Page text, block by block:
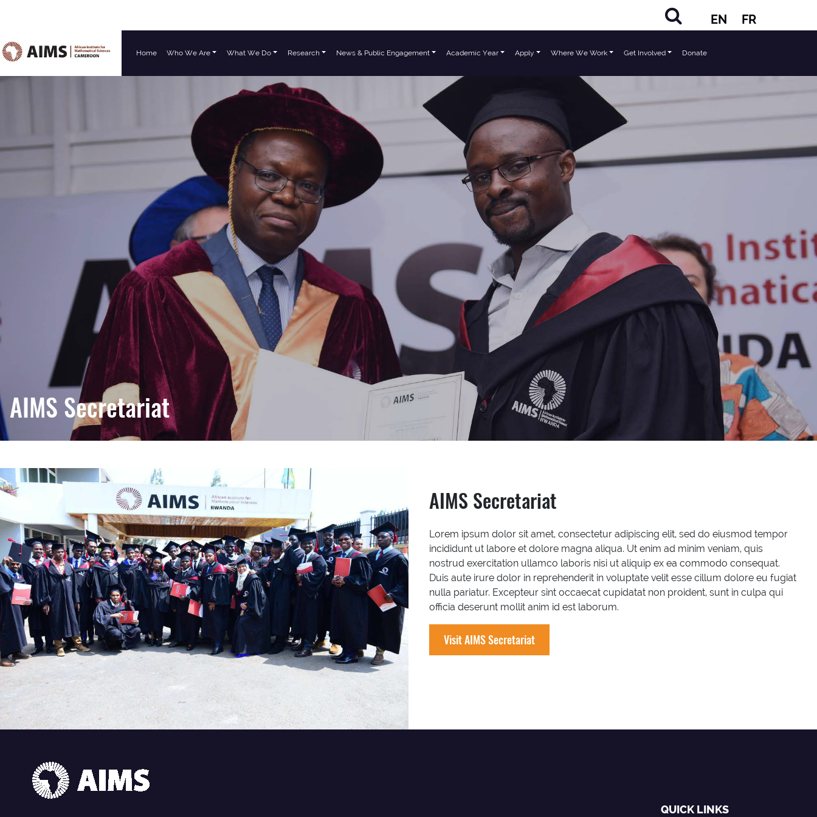
EN FR
Main Navigation Home Who We Are What We Do Research News & Public Engagement Academic Year Apply Where We Work Get Involved Donate
AIMS Secretariat
AIMS Secretariat
Lorem ipsum dolor sit amet, consectetur adipiscing elit, sed do eiusmod tempor
incididunt ut labore et dolore magna aliqua. Ut enim ad minim veniam, quis
nostrud exercitation ullamco laboris nisi ut aliquip ex ea commodo consequat.
Duis aute irure dolor in reprehenderit in voluptate velit esse cillum dolore eu fugiat
nulla pariatur. Excepteur sint occaecat cupidatat non proident, sunt in culpa qui
officia deserunt mollit anim id est laborum.
Visit AIMS Secretariat
QUICK LINKS